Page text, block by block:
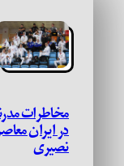
مخاطرات
در ایران
نصیری